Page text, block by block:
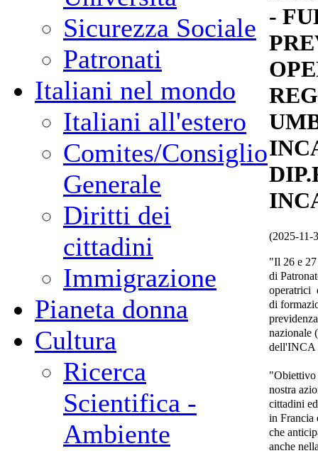
Sicurezza Sociale
Patronati
Italiani nel mondo
Italiani all'estero
Comites/Consiglio
Generale
Diritti dei
cittadini
Immigrazione
Pianeta donna
Cultura
Ricerca
Scientifica -
Ambiente
-
(2025-11-
"Il 26 e 27
di
operatrici
di
nazionale
dell'INCA
nostra
cittadini
in Francia
che
anche